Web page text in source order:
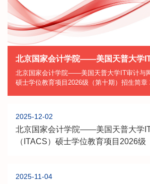
北京国家会计学院——美国天普大学IT审计与
硕士学位教育项目2026级（第十期）招生简章 2025-12-02 中华人民
2025-12-02
北京国家会计学院——美国天普大学
（ITACS）硕士学位教育项目2026级
2025-11-04